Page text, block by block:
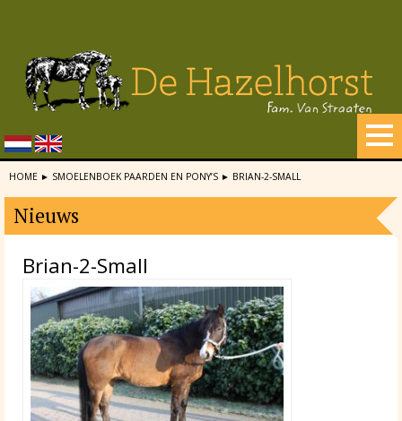
HOME ► SMOELENBOEK PAARDEN EN PONY’S ► BRIAN-2-SMALL
Nieuws
Brian-2-Small